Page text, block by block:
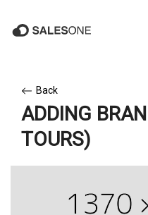
Back
ADDING
TOURS)